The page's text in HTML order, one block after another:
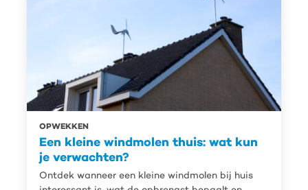
OPWEKKEN
Een kleine windmolen thuis: wat kun
je verwachten?
Ontdek wanneer een kleine windmolen bij huis